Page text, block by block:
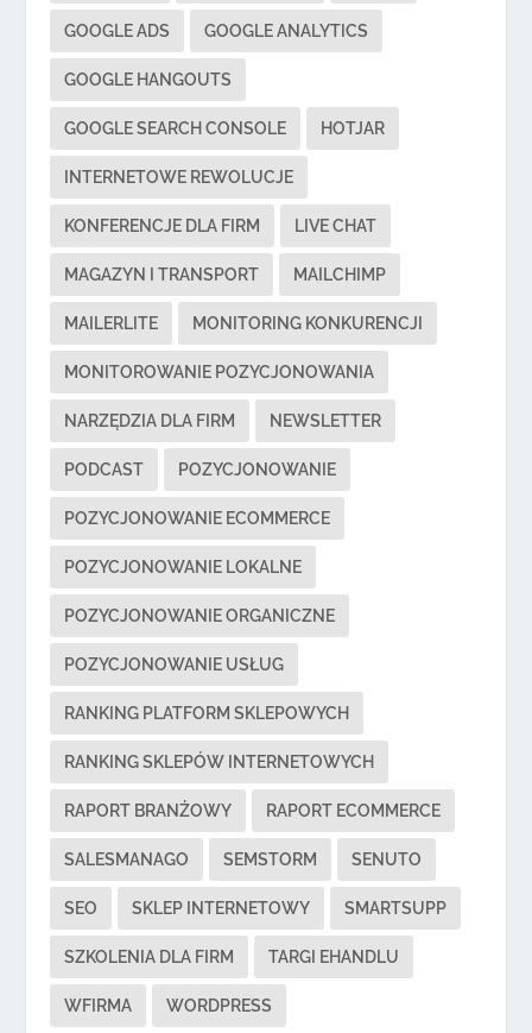
GOOGLE ADS GOOGLE ANALYTICS
GOOGLE HANGOUTS
GOOGLE SEARCH CONSOLE HOTJAR
INTERNETOWE REWOLUCJE
KONFERENCJE DLA FIRM LIVE CHAT
MAGAZYN I TRANSPORT MAILCHIMP
MAILERLITE MONITORING KONKURENCJI
MONITOROWANIE POZYCJONOWANIA
NARZĘDZIA DLA FIRM NEWSLETTER
PODCAST POZYCJONOWANIE
POZYCJONOWANIE ECOMMERCE
POZYCJONOWANIE LOKALNE
POZYCJONOWANIE ORGANICZNE
POZYCJONOWANIE USŁUG
RANKING PLATFORM SKLEPOWYCH
RANKING SKLEPÓW INTERNETOWYCH
RAPORT BRANŻOWY RAPORT ECOMMERCE
SALESMANAGO SEMSTORM SENUTO
SEO SKLEP INTERNETOWY SMARTSUPP
SZKOLENIA DLA FIRM TARGI EHANDLU
WFIRMA WORDPRESS